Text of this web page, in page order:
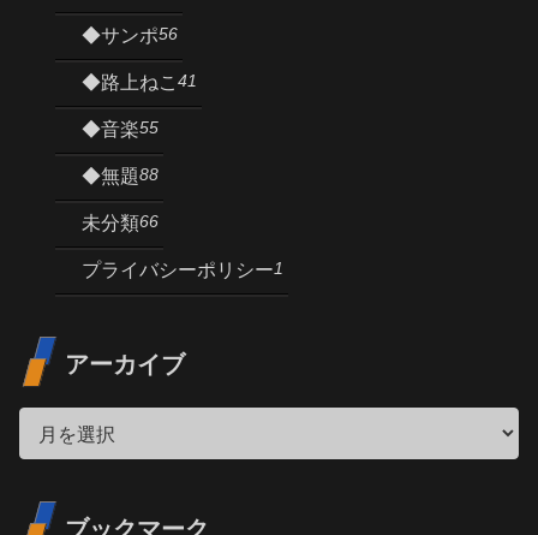
◆サンポ56
◆路上ねこ 41
◆音楽55
◆無題88
未分類66
プライバシーポリシー1
アーカイブ
ブックマーク